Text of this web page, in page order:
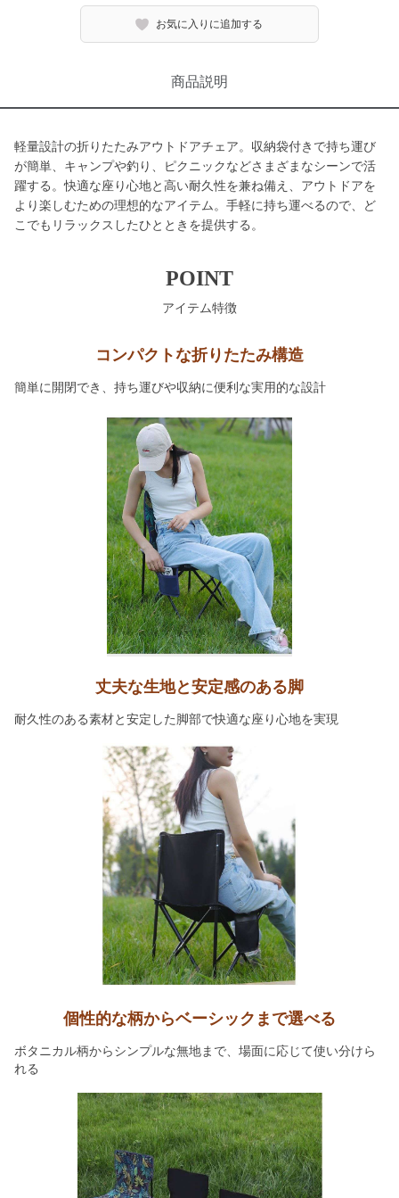
お気に入りに追加する
商品説明
軽量設計の折りたたみアウトドアチェア。収納袋付きで持ち運び
が簡単、キャンプや釣り、ピクニックなどさまざまなシーンで活
躍する。快適な座り心地と高い耐久性を兼ね備え、アウトドアを
より楽しむための理想的なアイテム。手軽に持ち運べるので、ど
こでもリラックスしたひとときを提供する。
POINT
アイテム特徴
コンパクトな折りたたみ構造
簡単に開閉でき、持ち運びや収納に便利な実用的な設計
丈夫な生地と安定感のある脚
耐久性のある素材と安定した脚部で快適な座り心地を実現
個性的な柄からベーシックまで選べる
ボタニカル柄からシンプルな無地まで、場面に応じて使い分けら
れる